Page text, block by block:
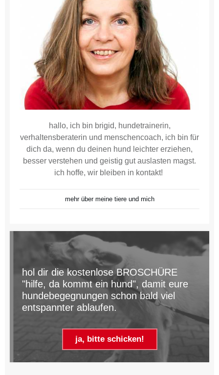
hallo, ich bin brigid, hundetrainerin,
verhaltensberaterin und menschencoach, ich bin für
dich da, wenn du deinen hund leichter erziehen,
besser verstehen und geistig gut auslasten magst.
ich hoffe, wir bleiben in kontakt!
mehr über meine tiere und mich
hol dir die kostenlose BROSCHÜRE
"hilfe, da kommt ein hund", damit eure
hundebegegnungen schon bald viel
entspannter ablaufen.
ja, bitte schicken!